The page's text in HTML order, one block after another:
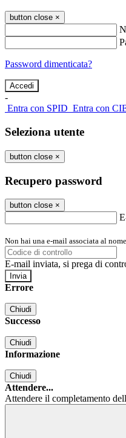
button close ×
Password dimenticata?
-
Entra con SPID Entra con
Seleziona utente
button close ×
Recupero password
button close ×
Non hai una e-mail associata al
E-mail inviata, si prega di
Errore
Chiudi
Successo
Chiudi
Informazione
Chiudi
Attendere...
Attendere il completamento